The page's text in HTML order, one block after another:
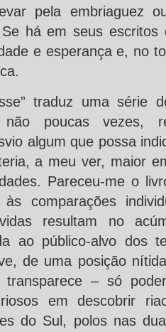
pela embriaguez
há em seus escritos
e esperança e, no
traduz uma série
poucas vezes,
algum que possa
a meu ver, maior
Pareceu-me o
às comparações
resultam no
ao público-alvo dos
de uma posição
– só
em descobrir
do Sul, polos nas